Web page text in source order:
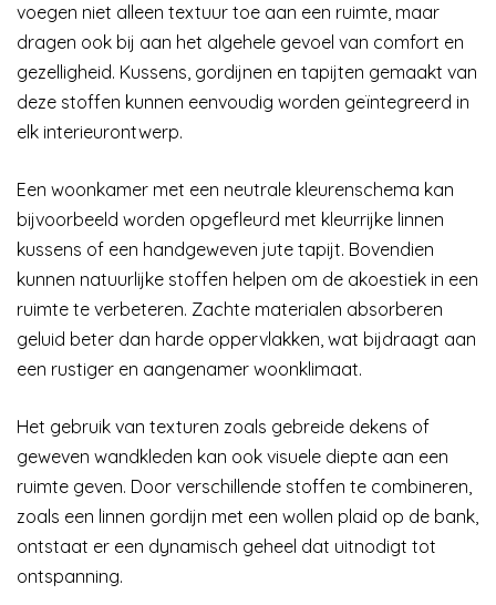
voegen niet alleen textuur toe aan een ruimte, maar
dragen ook bij aan het algehele gevoel van comfort en
gezelligheid. Kussens, gordijnen en tapijten gemaakt van
deze stoffen kunnen eenvoudig worden geïntegreerd in
elk interieurontwerp.
Een woonkamer met een neutrale kleurenschema kan
bijvoorbeeld worden opgefleurd met kleurrijke linnen
kussens of een handgeweven jute tapijt. Bovendien
kunnen natuurlijke stoffen helpen om de akoestiek in een
ruimte te verbeteren. Zachte materialen absorberen
geluid beter dan harde oppervlakken, wat bijdraagt aan
een rustiger en aangenamer woonklimaat.
Het gebruik van texturen zoals gebreide dekens of
geweven wandkleden kan ook visuele diepte aan een
ruimte geven. Door verschillende stoffen te combineren,
zoals een linnen gordijn met een wollen plaid op de bank,
ontstaat er een dynamisch geheel dat uitnodigt tot
ontspanning.